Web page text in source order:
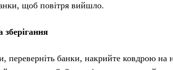
щоб повітря вийшло.
переверніть банки, накрийте ковдрою на